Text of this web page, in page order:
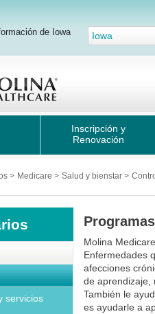
de Iowa Iowa
Inscripción y
Renovación
> Medicare > Salud y bienstar >
servicios
Molina
Enfermedades
afecciones
de aprendizaje,
También le
es ayudarle a